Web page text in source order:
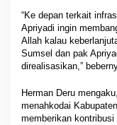
“Ke depan terkait
Apriyadi ingin
Allah kalau
Sumsel dan pak
direalisasikan,”
Herman Deru
menahkodai
memberikan